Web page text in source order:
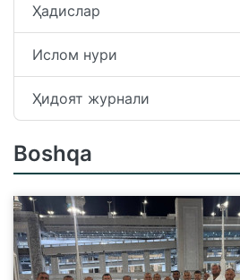
Ҳадислар
Ислом нури
Ҳидоят журнали
Boshqa